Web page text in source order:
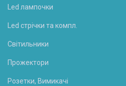
Led лампочки
Led стрічки та компл.
Світильники
Прожектори
Розетки, Вимикачі